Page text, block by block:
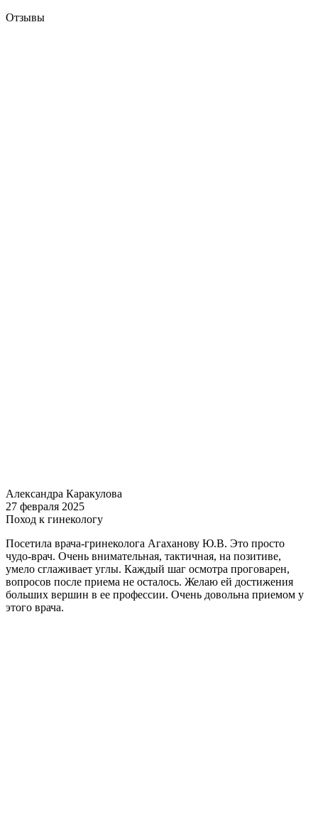
Отзывы
Александра Каракулова
27 февраля 2025
Поход к гинекологу
Посетила врача-гринеколога Агаханову Ю.В. Это просто
чудо-врач. Очень внимательная, тактичная, на позитиве,
умело сглаживает углы. Каждый шаг осмотра проговарен,
вопросов после приема не осталось. Желаю ей достижения
больших вершин в ее профессии. Очень довольна приемом у
этого врача.